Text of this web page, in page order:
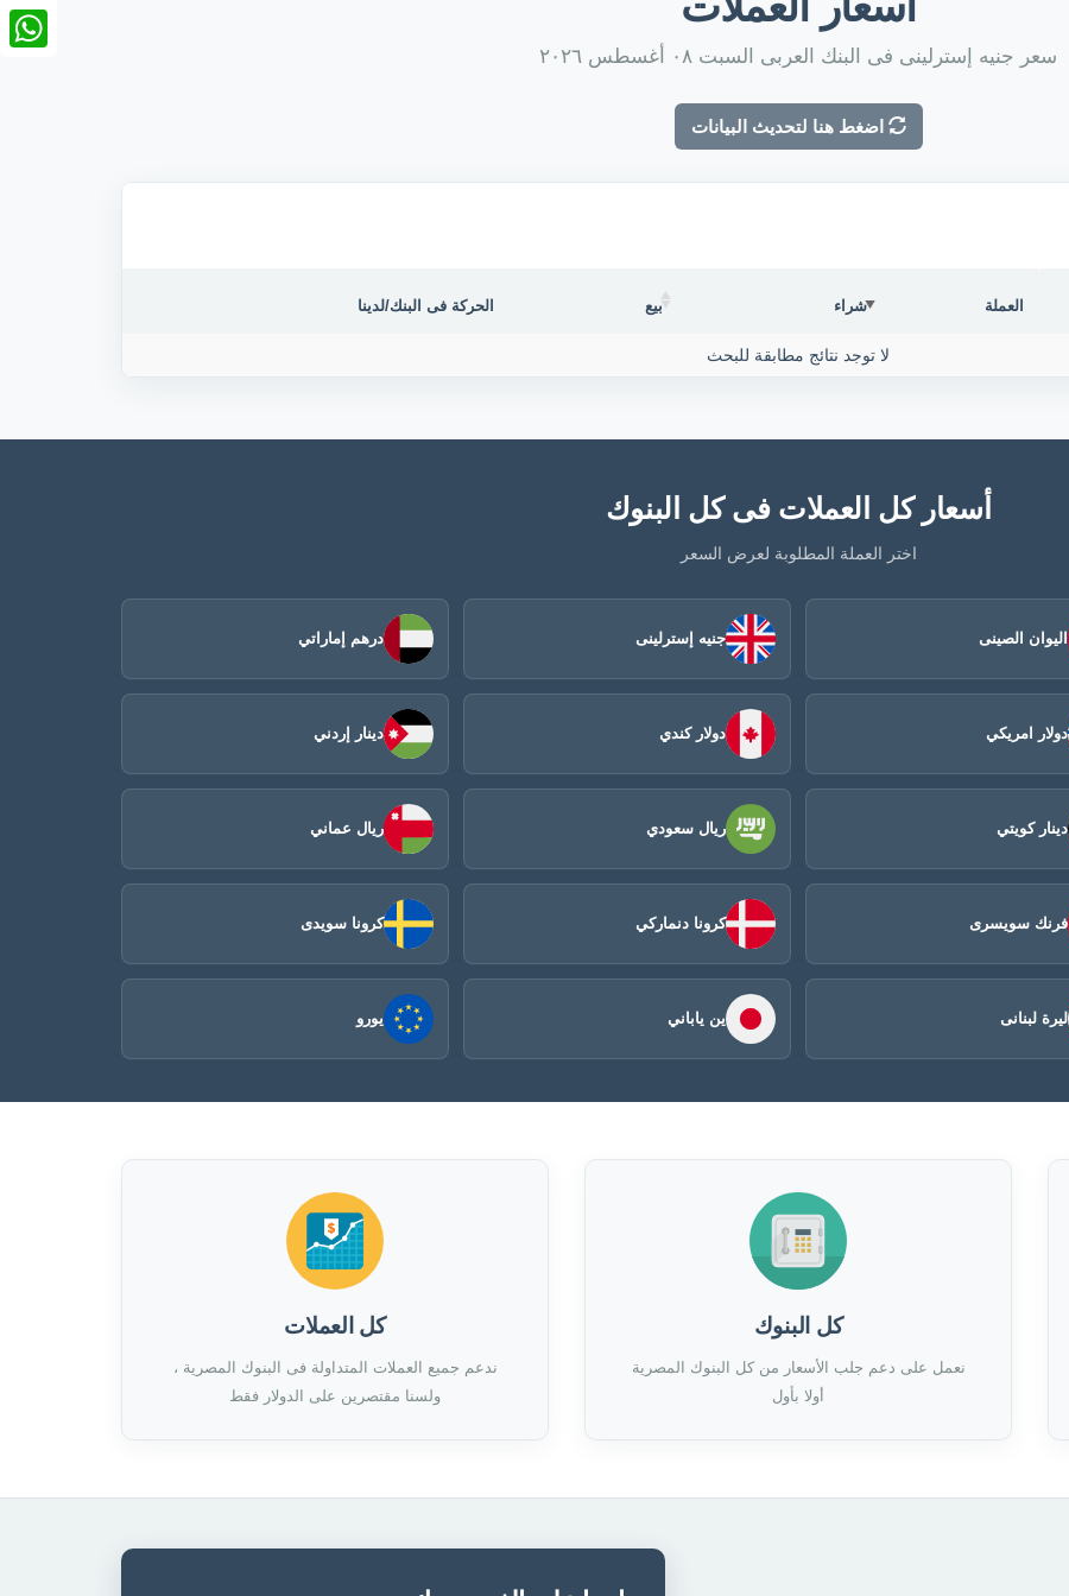
سعر جنيه إسترلينى فى البنك العربى السبت ٠٨ أغسطس ٢٠٢٦
اضغط هنا لتحديث البيانات
العملة شراء بيع الحركة فى البنك/لدينا
لا توجد نتائج مطابقة للبحث
أسعار كل العملات فى كل البنوك
اختر العملة المطلوبة لعرض السعر
اليوان الصينى​ جنيه إسترلينى درهم إماراتي
دولار امريكي دولار كندي دينار إردني
دينار كويتي ريال سعودي ريال عماني
فرنك سويسرى كرونا دنماركي كرونا سويدى
ليرة لبنانى ين ياباني يورو
كل البنوك
نعمل على دعم جلب الأسعار من كل البنوك المصرية
أولا بأول
كل العملات
ندعم جميع العملات المتداولة فى البنوك المصرية ،
ولسنا مقتصرين على الدولار فقط